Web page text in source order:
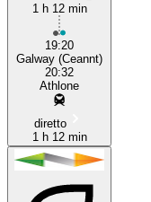
1 h 12 min
19:20
Galway (Ceannt)
20:32
Athlone
diretto
1 h 12 min